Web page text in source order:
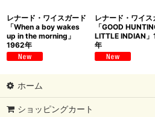
レナード・ワイスガード
「When a boy wakes
up in the morning」
1962年
レナード・ワイス
「GOOD
LITTLE INDIAN
年
ホーム
ショッピングカート